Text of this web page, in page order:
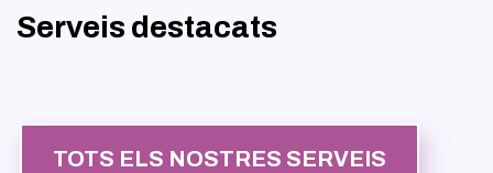
Serveis destacats
TOTS ELS NOSTRES SERVEIS